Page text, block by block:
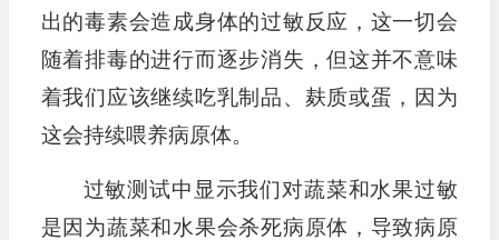
出的毒素会造成身体的过敏反应，这一切会
随着排毒的进行而逐步消失，但这并不意味
着我们应该继续吃乳制品、麸质或蛋，因为
这会持续喂养病原体。
过敏测试中显示我们对蔬菜和水果过敏
是因为蔬菜和水果会杀死病原体，导致病原